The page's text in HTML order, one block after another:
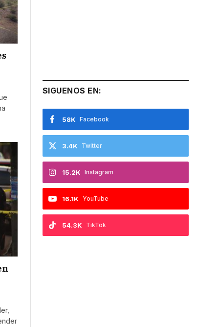
SIGUENOS EN:
Facebook
58K
Twitter
3.4K
Instagram
15.2K
YouTube
16.1K
TikTok
54.3K